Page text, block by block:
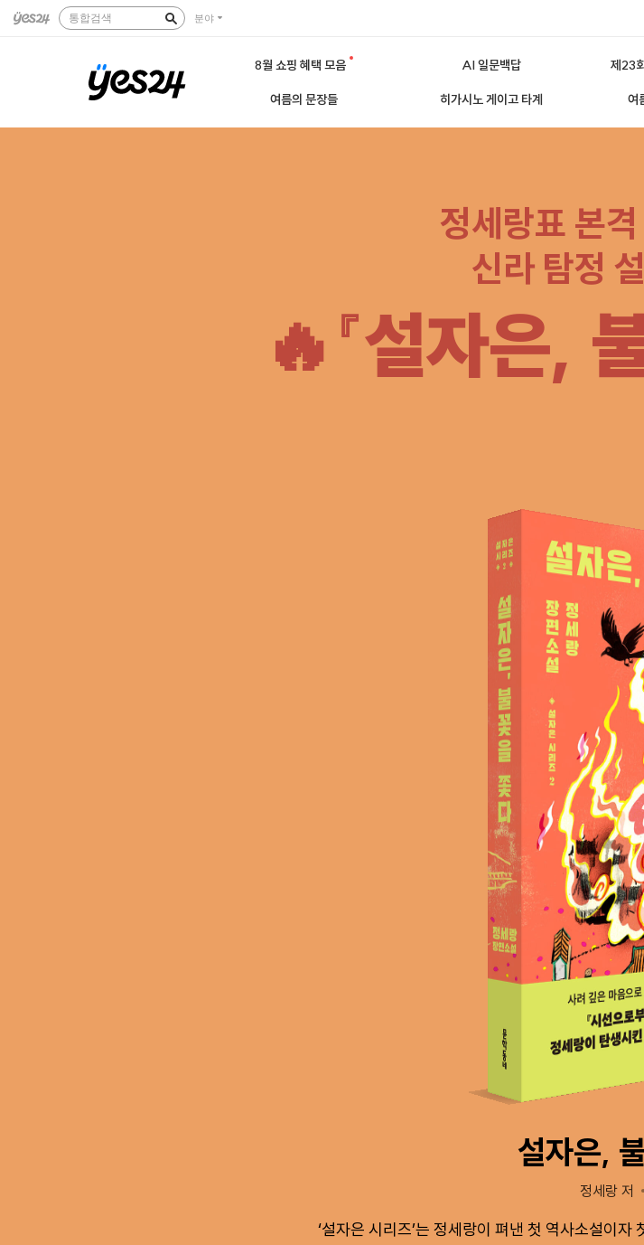
통합검색 분야
8월 쇼핑 혜택 모음 AI 일문백답 제23
여름의 문장들 히가시노 게이고 타계 여
정세랑표 본
신라 탐정
🔥『설자은,
설자은,
정세랑 저
‘설자은 시리즈’는 정세랑이 펴낸 첫 역사소설이